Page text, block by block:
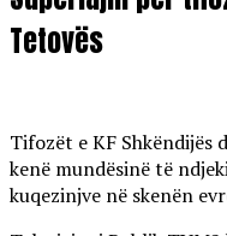
Tetovës
Tifozët e KF
kenë mundësinë të
kuqezinjve në skenën